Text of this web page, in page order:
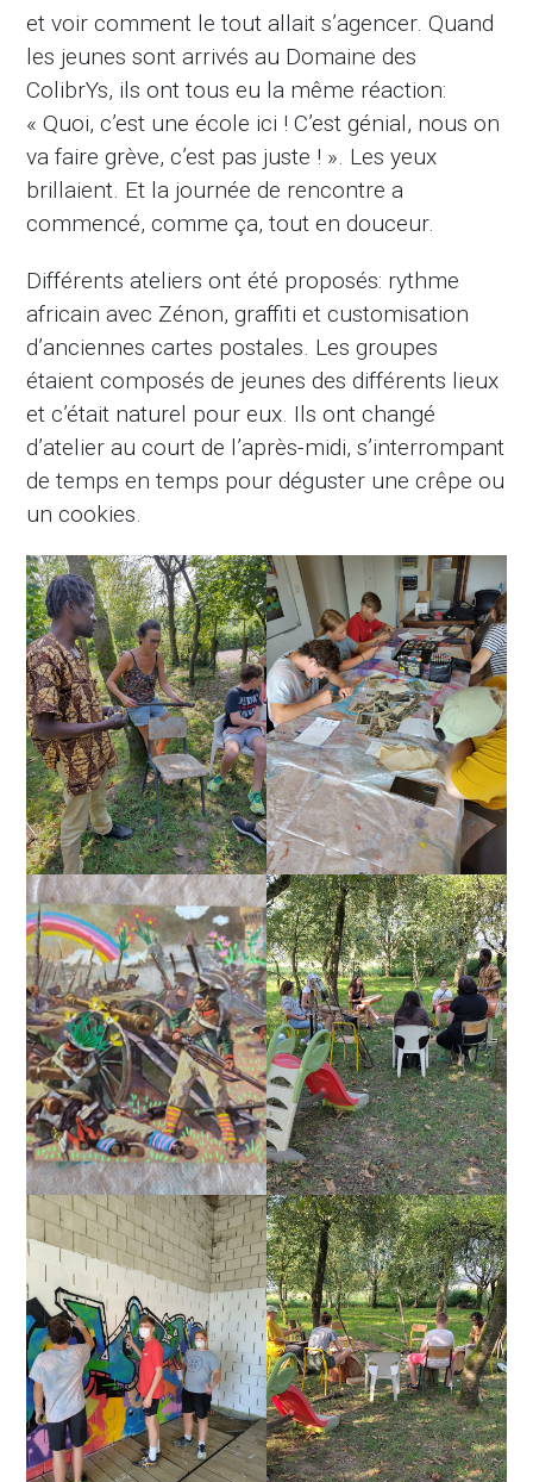
et voir comment le tout allait s’agencer. Quand
les jeunes sont arrivés au Domaine des
ColibrYs, ils ont tous eu la même réaction:
« Quoi, c’est une école ici ! C’est génial, nous on
va faire grève, c’est pas juste ! ». Les yeux
brillaient. Et la journée de rencontre a
commencé, comme ça, tout en douceur.
Différents ateliers ont été proposés: rythme
africain avec Zénon, graffiti et customisation
d’anciennes cartes postales. Les groupes
étaient composés de jeunes des différents lieux
et c’était naturel pour eux. Ils ont changé
d’atelier au court de l’après-midi, s’interrompant
de temps en temps pour déguster une crêpe ou
un cookies.